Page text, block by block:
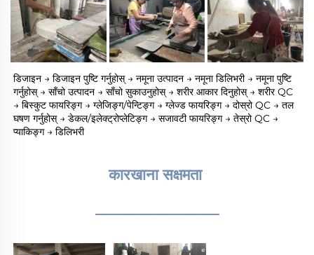
डिजाइन → डिजाइन पुष्टि गर्नुहोस् → नमूना उत्पादन → नमूना डिलिभरी → नमूना पुष्टि
गर्नुहोस् → साँचो उत्पादन → साँचो सुकाउनुहोस् → शरीर आकार दिनुहोस् → शरीर QC
→ बिस्कुट फायरिङ्ग → ग्लेजिङ्ग/पेन्टिङ्ग → ग्लेज्ड फायरिङ्ग → दोस्रो QC → तल
घषण गर्नुहोस् → डेकल/इलेक्ट्रोप्लेटिङ्ग → सजावटी फायरिङ्ग → तेस्रो QC →
प्याकिङ्ग → डिलिभरी
कारखाना सक्षमता
________________